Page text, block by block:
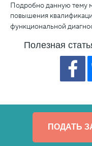
Подробно данную тему
повышения
функциональной
Полезная
ПОДАТЬ